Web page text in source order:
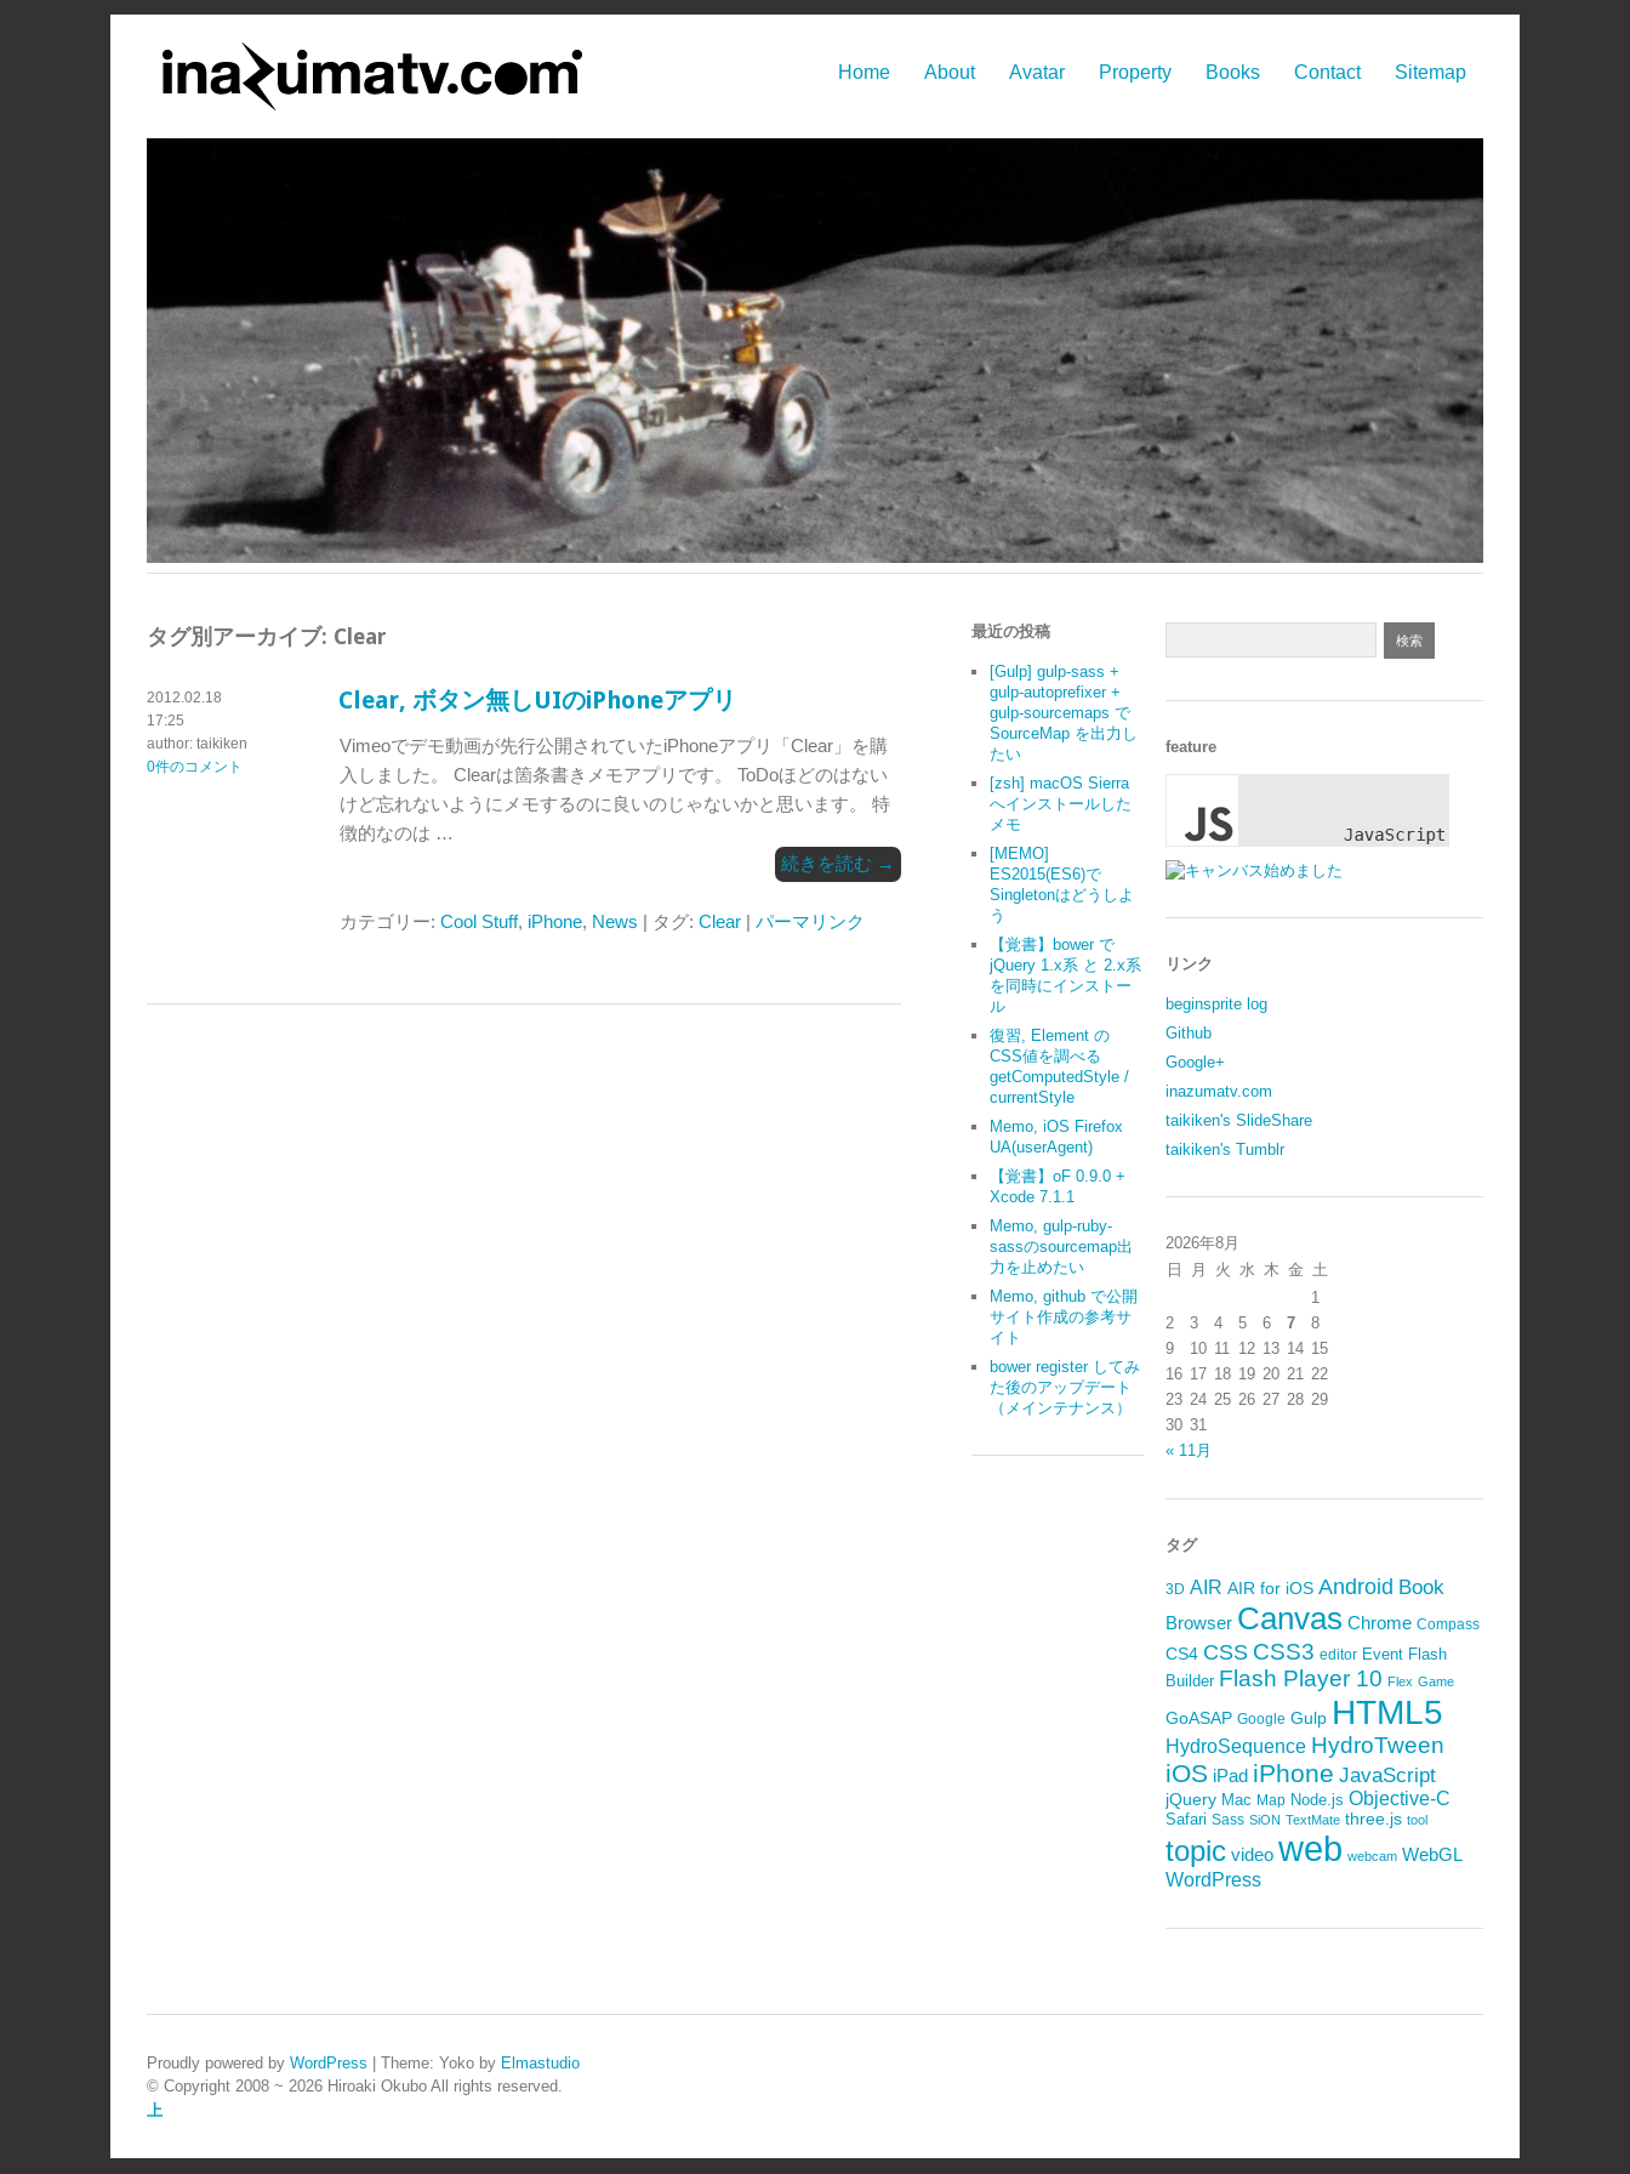
Home About Avatar Property Books Contact Sitemap
タグ別アーカイブ: Clear
2012.02.18
17:25
author: taikiken
0件のコメント
Clear, ボタン無しUIのiPhoneアプリ
Vimeoでデモ動画が先行公開されていたiPhoneアプリ「Clear」を購
入しました。 Clearは箇条書きメモアプリです。 ToDoほどのはない
けど忘れないようにメモするのに良いのじゃないかと思います。 特
徴的なのは …
続きを読む →
カテゴリー: Cool Stuff, iPhone, News | タグ: Clear| パーマリンク
最近の投稿
[Gulp] gulp-sass +
gulp-autoprefixer +
gulp-sourcemaps で
SourceMap を出力し
たい
[zsh] macOS Sierra
へインストールした
メモ
[MEMO]
ES2015(ES6)で
Singletonはどうしよ
う
【覚書】bower で
jQuery 1.x系 と 2.x系
を同時にインストー
ル
復習, Element の
CSS値を調べる
getComputedStyle /
currentStyle
Memo, iOS Firefox
UA(userAgent)
【覚書】oF 0.9.0 +
Xcode 7.1.1
Memo, gulp-ruby-
sassのsourcemap出
力を止めたい
Memo, github で公開
サイト作成の参考サ
イト
bower register してみ
た後のアップデート
（メインテナンス）
feature
リンク
beginsprite log
Github
Google+
inazumatv.com
taikiken's SlideShare
taikiken's Tumblr
2026年8月
日
月 火 水 木 金 土
1
2
3 4 5 6 7
8
9
10 11 12 13 14 15
16 17 18 19 20 21 22
23 24 25 26 27 28 29
30 31
« 11月
タグ
3D AIR AIR for iOS Android Book
Browser Canvas Chrome Compass
CS4 CSS CSS3 editor Event Flash
Builder Flash Player 10 Flex Game
GoASAP Google Gulp HTML5
HydroSequence HydroTween
iOS iPad iPhone JavaScript
jQuery Mac Map Node.js Objective-C
Safari Sass SiON TextMate three.js tool
topic video web webcam WebGL
WordPress
Proudly powered by WordPress Theme: Yoko by Elmastudio
© Copyright 2008 ~ 2026 Hiroaki Okubo All rights reserved.
上